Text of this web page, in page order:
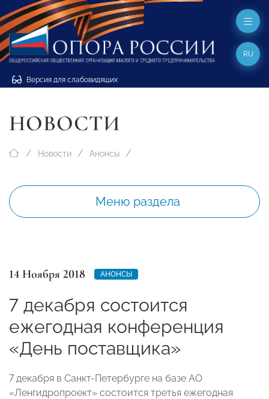
Версия для слабовидящих
RU
НОВОСТИ
Новости Анонсы
Меню раздела
14 Ноября 2018 АНОНСЫ
7 декабря состоится
ежегодная конференция
«День поставщика»
7 декабря в Санкт-Петербурге на базе АО
«Ленгидропроект» состоится третья ежегодная